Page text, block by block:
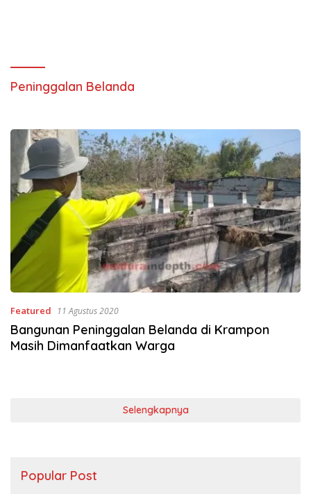
Peninggalan Belanda
Featured 11 Agustus 2020
Bangunan Peninggalan Belanda di Krampon
Masih Dimanfaatkan Warga
Selengkapnya
Popular Post